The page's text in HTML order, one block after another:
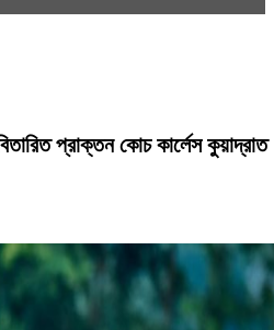
প্রাক্তন কোচ কার্লেস কুয়াদ্রাত